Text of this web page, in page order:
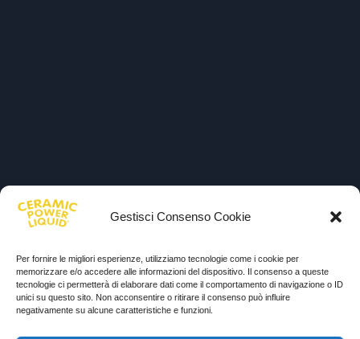
Gestisci Consenso Cookie
Per fornire le migliori esperienze, utilizziamo tecnologie come i cookie per
memorizzare e/o accedere alle informazioni del dispositivo. Il consenso a queste
tecnologie ci permetterà di elaborare dati come il comportamento di navigazione o ID
unici su questo sito. Non acconsentire o ritirare il consenso può influire
negativamente su alcune caratteristiche e funzioni.